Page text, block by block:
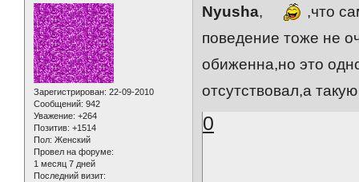
Зарегистрирован: 22-09-2010
Сообщений: 942
Уважение: +264
Позитив: +1514
Пол: Женский
Провел на форуме:
1 месяц 7 дней
Последний визит:
Nyusha,
,что
поведение тоже не
обиженна,но это
отсутствовал,а
0